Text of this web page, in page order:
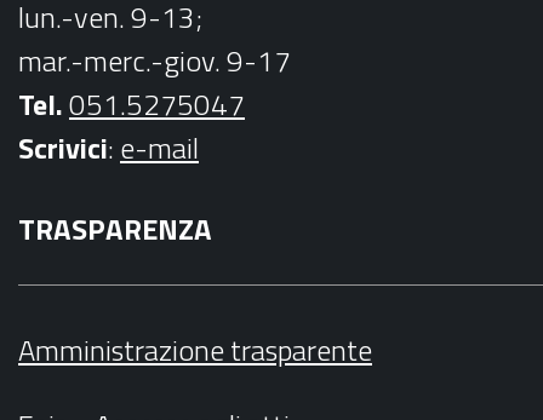
lun.-ven. 9-13;
mar.-merc.-giov. 9-17
Tel.051.5275047
Scrivici:e-mail
TRASPARENZA
Amministrazione trasparente